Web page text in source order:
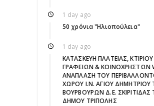
1 day ago
50 χρόνια "Ηλιοπούλεια"
1 day ago
ΚΑΤΑΣΚΕΥΗ ΠΛΑΤΕΙΑΣ, ΚΤΙΡΙΟΥ
ΓΡΑΦΕΙΩΝ & ΚΟΙΝΟΧΡΗΣΤΩΝ
ΑΝΑΠΛΑΣΗ ΤΟΥ
ΧΩΡΟΥ Ι.Ν. ΑΓΙΟΥ ΔΗΜΗΤΡΙΟΥ
ΒΟΥΡΒΟΥΡΩΝ Δ.Ε. ΣΚΙΡΙΤΙΔΑΣ
ΔΗΜΟΥ ΤΡΙΠΟΛΗΣ